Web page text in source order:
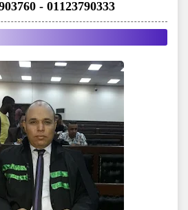
01123790333 - 01060903760